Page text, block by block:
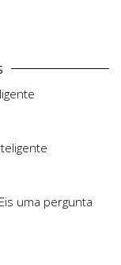
uma pergunta